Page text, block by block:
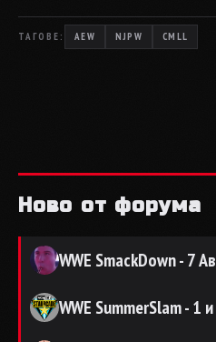
ТАГОВЕ: AEW NJPW CMLL
Ново от форума
WWE SmackDown - 7
WWE SummerSlam - 1